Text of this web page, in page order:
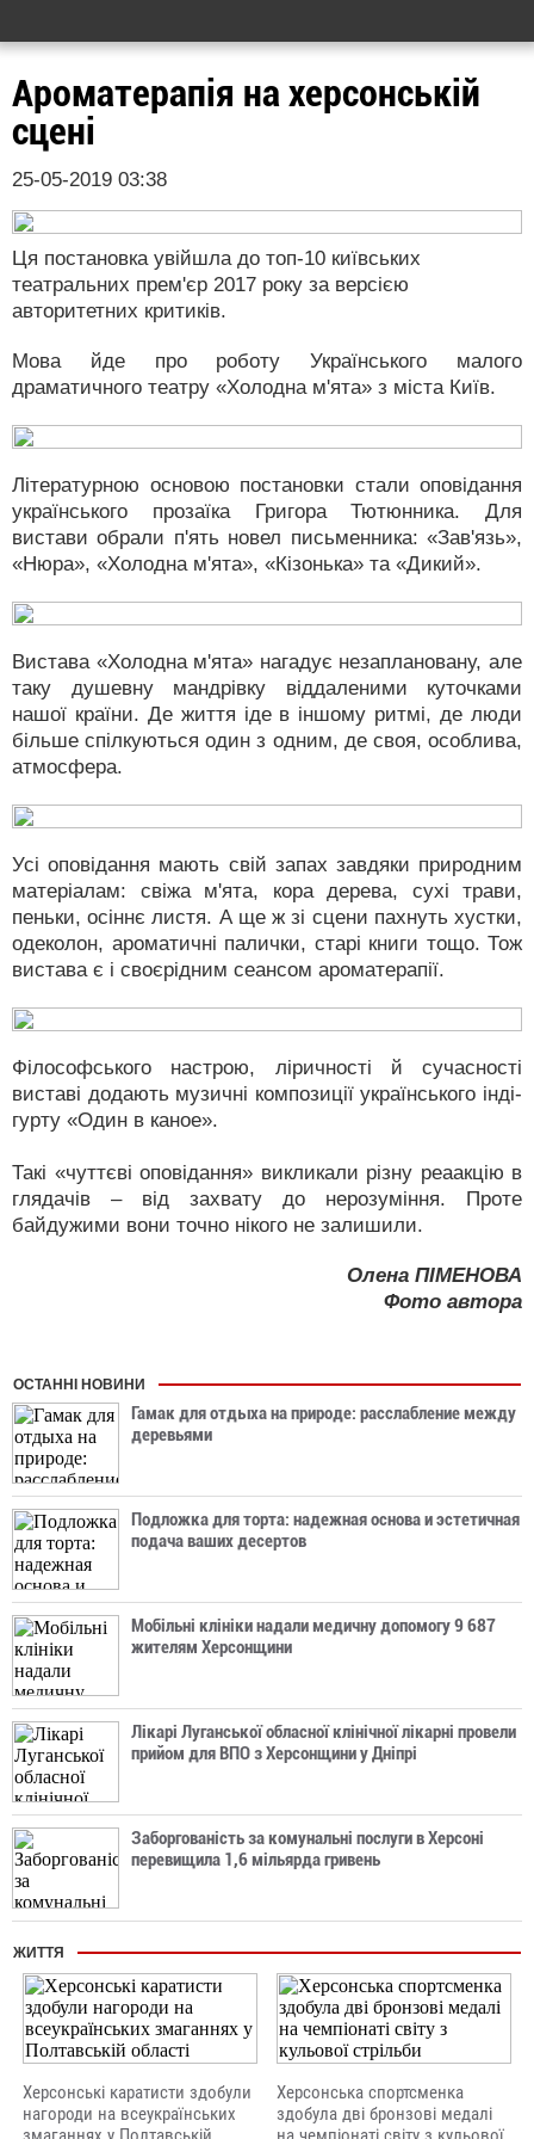
Ароматерапія на херсонській
сцені
25-05-2019 03:38
Ця постановка увійшла до топ-10 київських
театральних прем'єр 2017 року за версією
авторитетних критиків.
Мова йде про роботу Українського малого
драматичного театру «Холодна м'ята» з міста Київ.
Літературною основою постановки стали оповідання
українського прозаїка Григора Тютюнника. Для
вистави обрали п'ять новел письменника: «Зав'язь»,
«Нюра», «Холодна м'ята», «Кізонька» та «Дикий».
Вистава «Холодна м'ята» нагадує незаплановану, але
таку душевну мандрівку віддаленими куточками
нашої країни. Де життя іде в іншому ритмі, де люди
більше спілкуються один з одним, де своя, особлива,
атмосфера.
Усі оповідання мають свій запах завдяки природним
матеріалам: свіжа м'ята, кора дерева, сухі трави,
пеньки, осіннє листя. А ще ж зі сцени пахнуть хустки,
одеколон, ароматичні палички, старі книги тощо. Тож
вистава є і своєрідним сеансом ароматерапії.
Філософського настрою, ліричності й сучасності
виставі додають музичні композиції українського інді-
гурту «Один в каное».
Такі «чуттєві оповідання» викликали різну реаакцію в
глядачів – від захвату до нерозуміння. Проте
байдужими вони точно нікого не залишили.
Олена ПІМЕНОВА
Фото автора
ОСТАННІ НОВИНИ
Гамак для отдыха на природе: расслабление между
деревьями
Подложка для торта: надежная основа и эстетичная
подача ваших десертов
Мобільні клініки надали медичну допомогу 9 687
жителям Херсонщини
Лікарі Луганської обласної клінічної лікарні провели
прийом для ВПО з Херсонщини у Дніпрі
Заборгованість за комунальні послуги в Херсоні
перевищила 1,6 мільярда гривень
ЖИТТЯ
Херсонські каратисти здобули
нагороди на всеукраїнських
Херсонська спортсменка
здобула дві бронзові медалі